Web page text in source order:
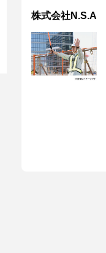
株式会社N.S.A